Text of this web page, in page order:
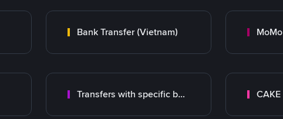
Bank Transfer (Vietnam) MoMo
Transfers with specific bank CAKE